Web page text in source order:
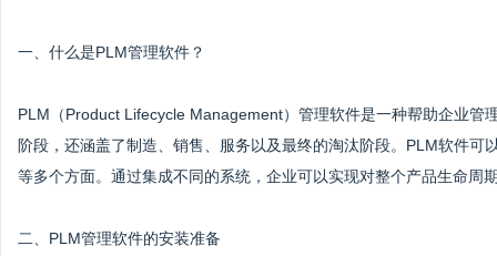
一、什么是PLM管理软件？
PLM（Product Lifecycle Management）管理软件是一种帮助企业管
阶段，还涵盖了制造、销售、服务以及最终的淘汰阶段。PLM软件
等多个方面。通过集成不同的系统，企业可以实现对整个产品生命周
二、PLM管理软件的安装准备